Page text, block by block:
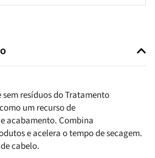
resíduos do Tratamento
um recurso de
acabamento. Combina
e acelera o tempo de secagem.
cabelo.